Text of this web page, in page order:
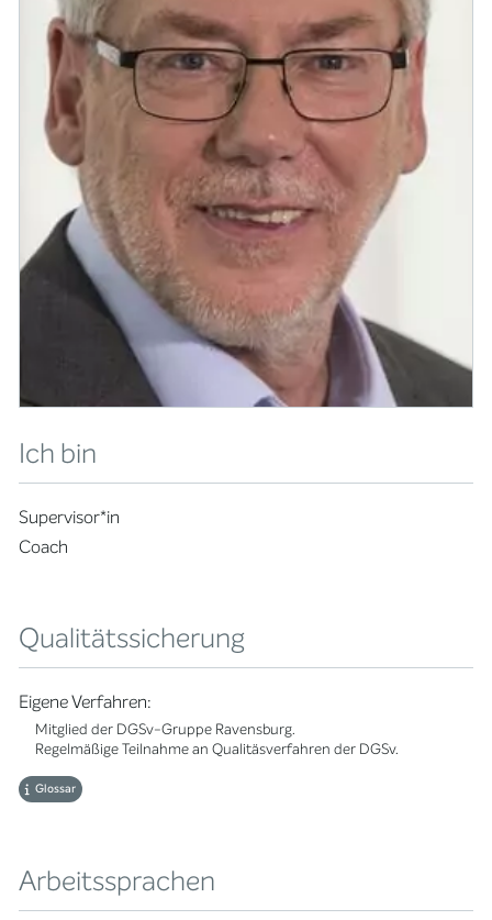
Ich bin
Supervisor*in
Coach
Qualitätssicherung
Eigene Verfahren:
Mitglied der DGSv-Gruppe Ravensburg.
Regelmäßige Teilnahme an Qualitäsverfahren der DGSv.
Glossar
Arbeitssprachen